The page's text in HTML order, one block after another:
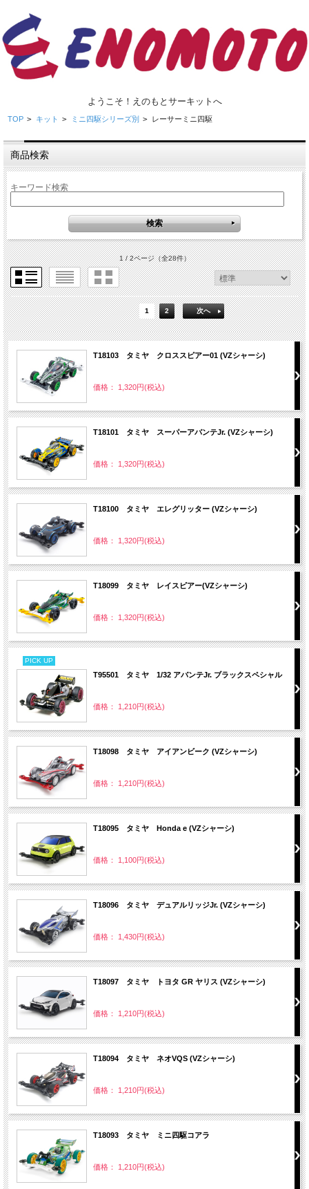
ようこそ！えのもとサーキットへ
TOP > キット > ミニ四駆シリーズ別 > レーサーミニ四駆
商品検索
キーワード検索
1 / 2ページ（全28件）
1 2 次へ
T18103 タミヤ クロススピアー01 (VZシャーシ)
価格： 1,320円(税込)
T18101 タミヤ スーパーアバンテJr. (VZシャーシ)
価格： 1,320円(税込)
T18100 タミヤ エレグリッター (VZシャーシ)
価格： 1,320円(税込)
T18099 タミヤ レイスピアー(VZシャーシ)
価格： 1,320円(税込)
PICK UP
T95501 タミヤ 1/32 アバンテJr. ブラックスペシャル
価格： 1,210円(税込)
T18098 タミヤ アイアンビーク (VZシャーシ)
価格： 1,210円(税込)
T18095 タミヤ Honda e (VZシャーシ)
価格： 1,100円(税込)
T18096 タミヤ デュアルリッジJr. (VZシャーシ)
価格： 1,430円(税込)
T18097 タミヤ トヨタ GR ヤリス (VZシャーシ)
価格： 1,210円(税込)
T18094 タミヤ ネオVQS (VZシャーシ)
価格： 1,210円(税込)
T18093 タミヤ ミニ四駆コアラ
価格： 1,210円(税込)